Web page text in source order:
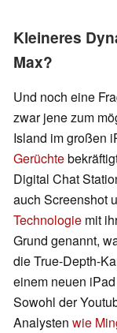
Kleineres
Max?
Und noch eine
zwar jene zum
Island im großen
Gerüchte
Digital Chat
auch Screenshot
Technologie mit
Grund genannt,
die True-Depth-
einem neuen
Sowohl der
Analysten wie